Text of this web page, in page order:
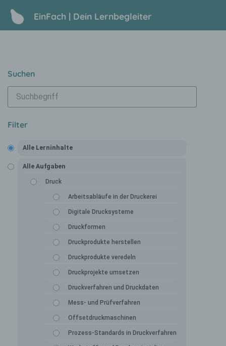
EinFach | Dein Lernbegleiter
Suchen
Filter
Alle Lerninhalte
Alle Aufgaben
Druck
Arbeitsabläufe in der Druckerei
Digitale Drucksysteme
Druckformen
Druckprodukte herstellen
Druckprodukte veredeln
Druckprojekte umsetzen
Druckverfahren und Druckdaten
Mess- und Prüfverfahren
Offsetdruckmaschinen
Prozess-Standards in Druckverfahren